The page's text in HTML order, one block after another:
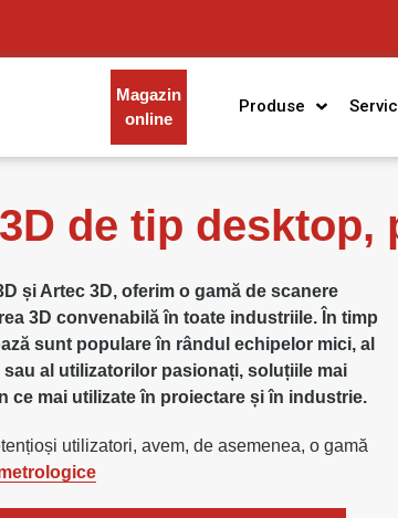
Magazin
online
Produse
de tip
și Artec 3D, oferim o gamă de scanere
3D convenabilă în toate industriile. În timp
sunt populare în rândul echipelor mici, al
al utilizatorilor pasionați, soluțiile mai
ce mai utilizate în proiectare și în industrie.
utilizatori, avem, de asemenea, o gamă